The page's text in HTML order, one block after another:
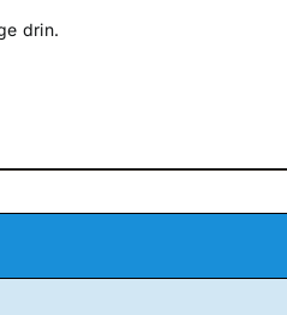
drin.